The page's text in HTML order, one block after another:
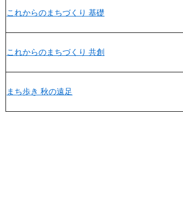
これからのまちづくり 基礎
これからのまちづくり 共創
まち歩き 秋の遠足